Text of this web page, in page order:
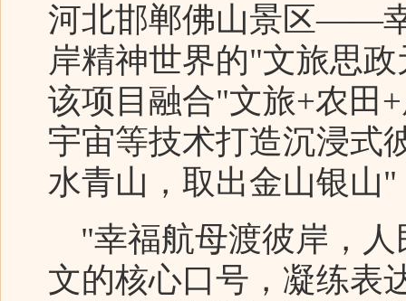
河北邯郸佛山景区——
岸精神世界的"文旅思
该项目融合"文旅+农田
宇宙等技术打造沉浸式
水青山，取出金山银山
"幸福航母渡彼岸，人
文的核心口号，凝练表